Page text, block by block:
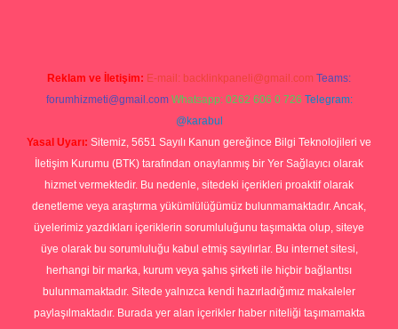
Reklam ve İletişim: E-mail: backlinkpaneli@gmail.com Teams:
forumhizmeti@gmail.com Whatsapp: 0262 606 0 726 Telegram:
@karabul
Yasal Uyarı: Sitemiz, 5651 Sayılı Kanun gereğince Bilgi Teknolojileri ve
İletişim Kurumu (BTK) tarafından onaylanmış bir Yer Sağlayıcı olarak
hizmet vermektedir. Bu nedenle, sitedeki içerikleri proaktif olarak
denetleme veya araştırma yükümlülüğümüz bulunmamaktadır. Ancak,
üyelerimiz yazdıkları içeriklerin sorumluluğunu taşımakta olup, siteye
üye olarak bu sorumluluğu kabul etmiş sayılırlar. Bu internet sitesi,
herhangi bir marka, kurum veya şahıs şirketi ile hiçbir bağlantısı
bulunmamaktadır. Sitede yalnızca kendi hazırladığımız makaleler
paylaşılmaktadır. Burada yer alan içerikler haber niteliği taşımamakta